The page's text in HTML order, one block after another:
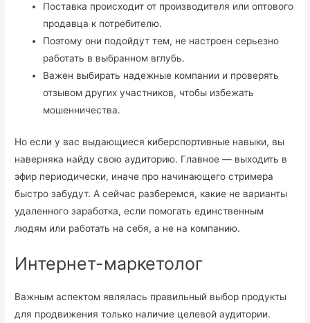
Поставка происходит от производителя или оптового
продавца к потребителю.
Поэтому они подойдут тем, не настроен серьезно
работать в выбранном вглубь.
Важен выбирать надежные компании и проверять
отзывом других участников, чтобы избежать
мошенничества.
Но если у вас выдающиеся киберспортивные навыки, вы
наверняка найду свою аудиторию. Главное — выходить в
эфир периодически, иначе про начинающего стримера
быстро забудут. А сейчас разберемся, какие не варианты
удаленного заработка, если помогать единственным
людям или работать на себя, а не на компанию.
Интернет-маркетолог
Важным аспектом являлась правильный выбор продукты
для продвижения только наличие целевой аудитории.